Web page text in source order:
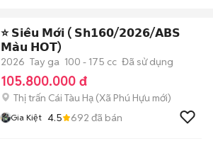
⭐️ 𝗦𝗶𝗲̂𝘂 𝗠𝗼̛́𝗶 ( 𝗦𝗵𝟭𝟲𝟬/𝟮𝟬𝟮𝟲/𝗔𝗕𝗦
𝗠𝗮̀𝘂 𝗛𝗢𝗧)
2026 Tay ga 100 - 175 cc Đã sử dụng
105.800.000 đ
Thị trấn Cái Tàu Hạ (Xã Phú Hựu mới)
Gia Kiệt 4.5 692 đã bán